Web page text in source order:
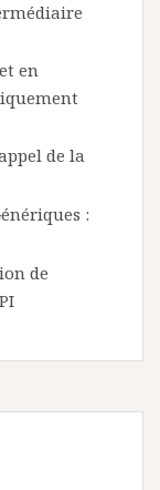
en
de la
:
de